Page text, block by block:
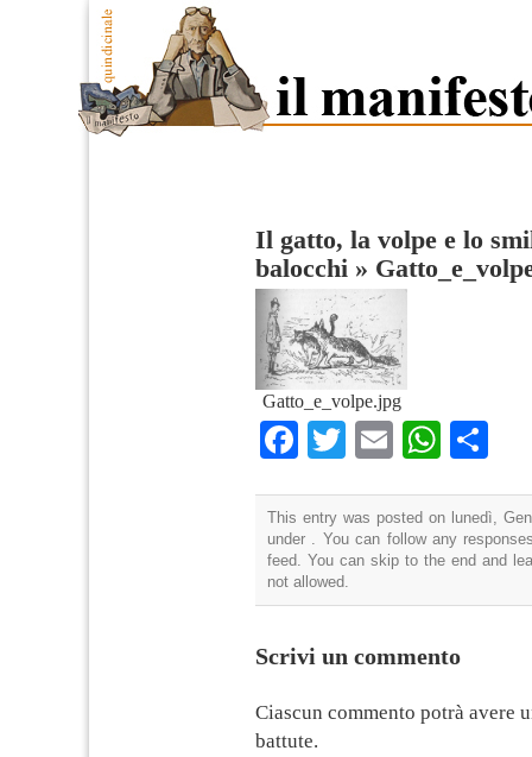
Il gatto, la volpe e lo
balocchi »
Gatto_e_volpe.jpg
Facebook
TwitterEmail
This entry was posted on lunedì,
under . You can follow any
feed. You can skip to the end and
not allowed.
Scrivi un commento
Ciascun commento potrà avere
battute.